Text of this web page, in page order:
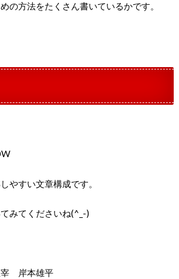
の方法をたくさん書いているかです。
やすい文章構成です。
みてくださいね(^_-)
宰 岸本雄平